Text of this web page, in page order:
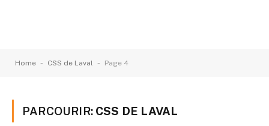
Home - CSS de Laval - Page 4
PARCOURIR: CSS DE LAVAL